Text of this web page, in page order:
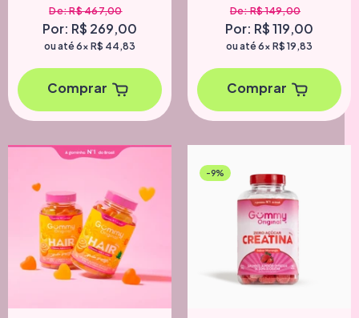
De: R$ 467,00
Por: R$ 269,00
ou até 6x R$ 44,83
Comprar
De: R$ 149,00
Por: R$ 119,00
ou até 6x R$ 19,83
Comprar
-9%